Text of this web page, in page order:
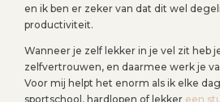
en ik ben er zeker van dat dit wel
productiviteit.
Wanneer je zelf lekker in je vel zit heb
zelfvertrouwen, en daarmee werk je
Voor mij helpt het enorm als ik elke
sportschool, hardlopen of lekker een